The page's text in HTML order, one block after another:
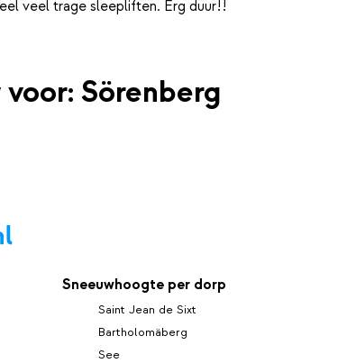
Sörenberg
Sneeuwhoogte per dorp
Saint Jean de Sixt
Bartholomäberg
See